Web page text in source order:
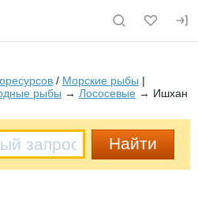
по сайту fishretail.ru
/ Морские рыбы |
рыбы → Лососевые → Ишхан